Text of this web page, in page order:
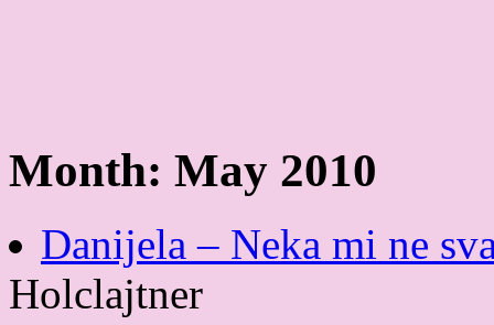
Month: May 2010
Danijela – Neka mi ne
Holclajtner